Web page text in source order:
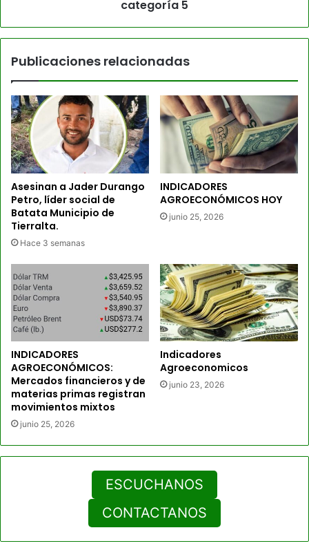
categoría 5
Publicaciones relacionadas
Asesinan a Jader Durango
Petro, líder social de
Batata Municipio de
Tierralta.
Hace 3 semanas
INDICADORES
AGROECONÓMICOS HOY
junio 25, 2026
INDICADORES
AGROECONÓMICOS:
Mercados financieros y de
materias primas registran
movimientos mixtos
junio 25, 2026
Indicadores
Agroeconomicos
junio 23, 2026
ESCUCHANOS
CONTACTANOS